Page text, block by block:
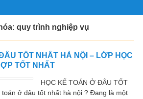
quy trình nghiệp vụ
TỐT NHẤT HÀ NỘI – LỚP HỌC
TỐT NHẤT
HỌC KẾ TOÁN Ở ĐÂU TỐT
toán ở đâu tốt nhất hà nội ? Đang là một